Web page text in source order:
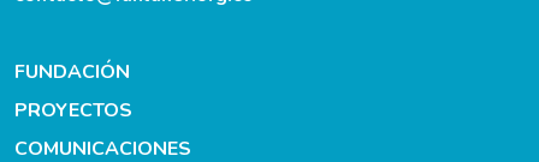
FUNDACIÓN
PROYECTOS
COMUNICACIONES